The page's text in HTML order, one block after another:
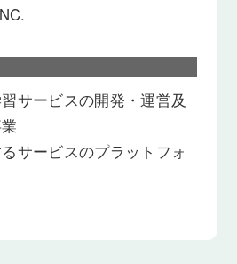
サービスの開発・運営及
サービスのプラットフォ